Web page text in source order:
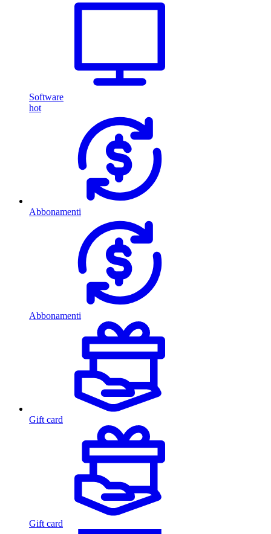
Software
hot
Abbonamenti
Abbonamenti
Gift card
Gift card